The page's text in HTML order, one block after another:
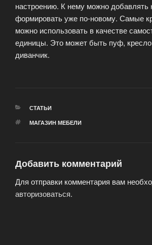
настроению. К нему можно добавлять
формировать уже по-новому. Самые
можно использовать в качестве
единицы. Это может быть пуф,
диванчик.
РУБРИКИ
СТАТЬИ
МЕТКИ
МАГАЗИН МЕБЕЛИ
Добавить комментарий
Для отправки комментария вам
авторизоваться.